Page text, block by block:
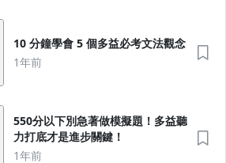
10 分鐘學會 5 個多益必考文法觀念
1年前
550分以下別急著做模擬題！多益聽
力打底才是進步關鍵！
1年前